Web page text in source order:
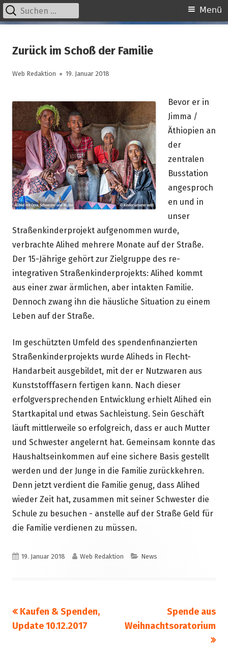
zum
Primäres
Menü
Suchen
nach:
Zurück im Schoß der Familie
Autor
Web Redaktion Veröffentlicht
19. Januar 2018
Bevor er in
Jimma /
Äthiopien an
der
zentralen
Busstation
angesproch
en und in
unser
Straßenkinderprojekt aufgenommen wurde,
verbrachte Alihed mehrere Monate auf der Straße.
Der 15-Jährige gehört zur Zielgruppe des re-
integrativen Straßenkinderprojekts: Alihed kommt
aus einer zwar ärmlichen, aber intakten Familie.
Dennoch zwang ihn die häusliche Situation zu einem
Leben auf der Straße.
Im geschützten Umfeld des spendenfinanzierten
Straßenkinderprojekts wurde Aliheds in Flecht-
Handarbeit ausgebildet, mit der er Nutzwaren aus
Kunststofffasern fertigen kann. Nach dieser
erfolgversprechenden Entwicklung erhielt Alihed ein
Startkapital und etwas Sachleistung. Sein Geschäft
läuft mittlerweile so erfolgreich, dass er auch Mutter
und Schwester angelernt hat. Gemeinsam konnte das
Haushaltseinkommen auf eine sichere Basis gestellt
werden und der Junge in die Familie zurückkehren.
Denn jetzt verdient die Familie genug, dass Alihed
wieder Zeit hat, zusammen mit seiner Schwester die
Schule zu besuchen - anstelle auf der Straße Geld für
die Familie verdienen zu müssen.
Veröffentlicht
19. Januar 2018 Autor
Web Redaktion Kategorien
News
Beitragsnavigation
Vorheriger
Beitrag:
Kaufen & Spenden,
Update 10.12.2017
Nächster
Beitrag
Spende aus
Weihnachtsoratorium